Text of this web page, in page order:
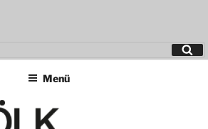
Menü